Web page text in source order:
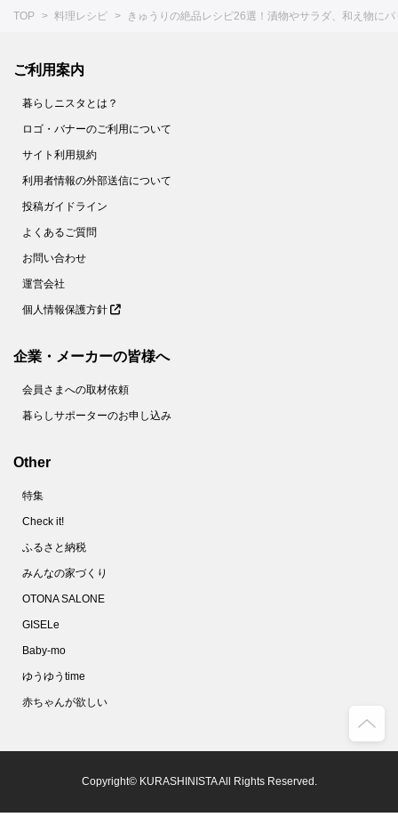
TOP 料理レシピ きゅうりの絶品レシピ26選！漬物やサラダ、和え物に
ご利用案内
暮らしニスタとは？
ロゴ・バナーのご利用について
サイト利用規約
利用者情報の外部送信について
投稿ガイドライン
よくあるご質問
お問い合わせ
運営会社
個人情報保護方針
企業・メーカーの皆様へ
会員さまへの取材依頼
暮らしサポーターのお申し込み
Other
特集
Check it!
ふるさと納税
みんなの家づくり
OTONA SALONE
GISELe
Baby-mo
ゆうゆうtime
赤ちゃんが欲しい
Copyright© KURASHINISTA All Rights Reserved.